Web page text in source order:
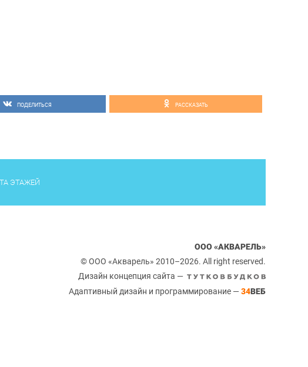
ПОДЕЛИТЬСЯ РАССКАЗАТЬ
ЭТАЖЕЙ
ООО «АКВАРЕЛЬ»
© ООО «Акварель» 2010–2026. All right reserved.
Дизайн концепция сайта —
Адаптивный дизайн и программирование — 34ВЕБ